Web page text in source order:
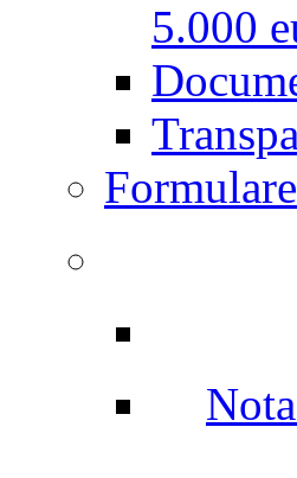
5.000
Formulare